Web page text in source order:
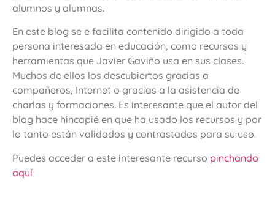
alumnos y alumnas.
En este blog se e facilita contenido dirigido a toda
persona interesada en educación, como recursos y
herramientas que Javier Gaviño usa en sus clases.
Muchos de ellos los descubiertos gracias a
compañeros, Internet o gracias a la asistencia de
charlas y formaciones. Es interesante que el autor del
blog hace hincapié en que ha usado los recursos y por
lo tanto están validados y contrastados para su uso.
Puedes acceder a este interesante recurso pinchando
aquí